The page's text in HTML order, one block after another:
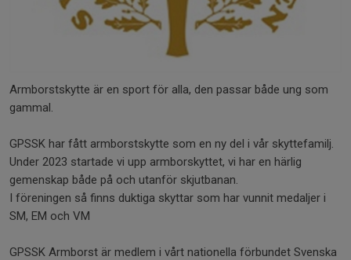
Armborstskytte är en sport för alla, den passar både ung som
gammal.
GPSSK har fått armborstskytte som en ny del i vår skyttefamilj.
Under 2023 startade vi upp armborskyttet, vi har en härlig
gemenskap både på och utanför skjutbanan.
I föreningen så finns duktiga skyttar som har vunnit medaljer i
SM, EM och VM
GPSSK Armborst är medlem i vårt nationella förbundet Svenska